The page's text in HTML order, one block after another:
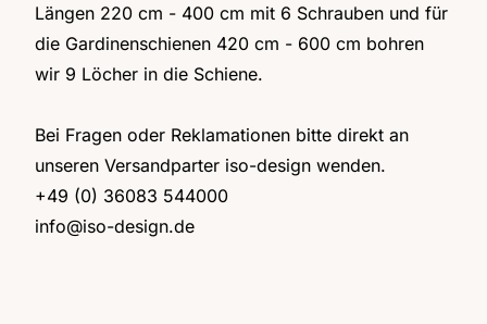
Längen 220 cm - 400 cm mit 6 Schrauben und für
die Gardinenschienen 420 cm - 600 cm bohren
wir 9 Löcher in die Schiene.
Bei Fragen oder Reklamationen bitte direkt an
unseren Versandparter iso-design wenden.
+49 (0) 36083 544000
info@iso-design.de